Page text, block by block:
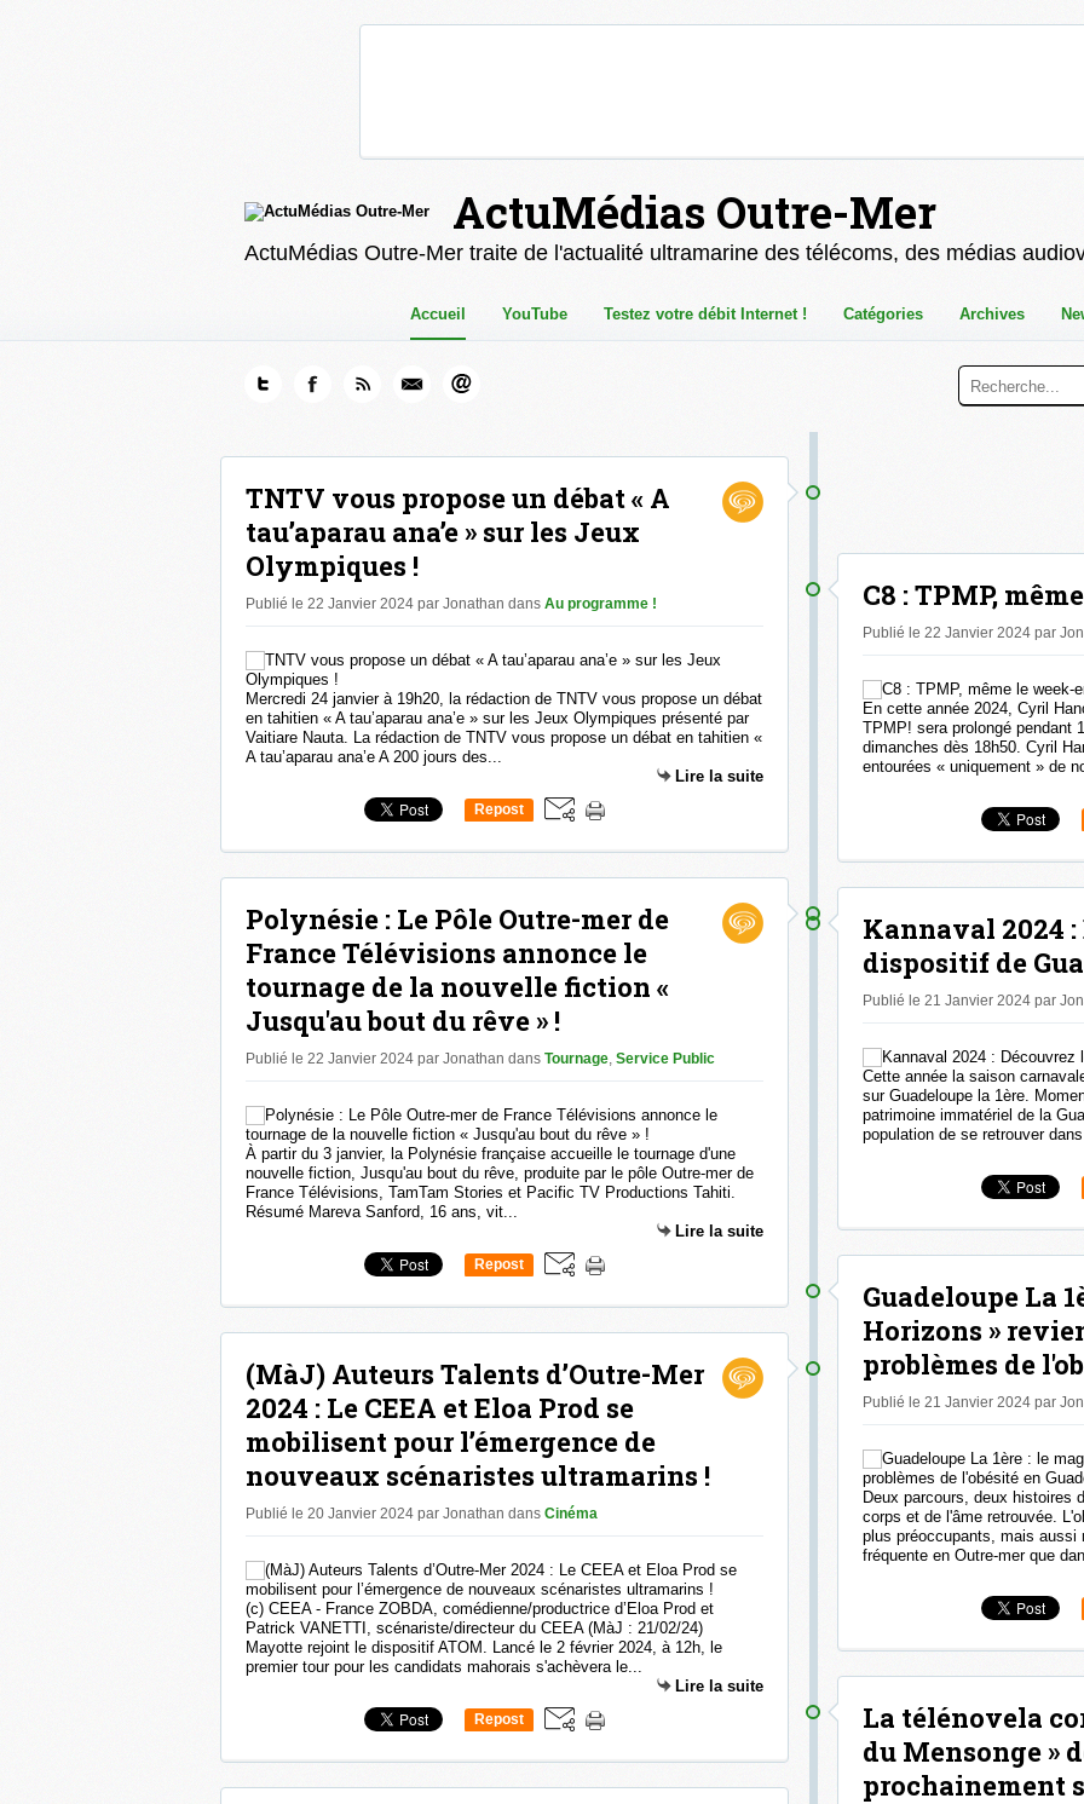
ActuMédias Outre-Mer
ActuMédias Outre-Mer traite de l'actualité ultramarine des télécoms, des médias
Accueil YouTube Testez votre débit Internet ! Catégories Archives
TNTV vous propose un débat « A
tau’aparau ana’e » sur les Jeux
Olympiques !
Publié le 22 Janvier 2024 par Jonathan dans Au programme !
Mercredi 24 janvier à 19h20, la rédaction de TNTV vous propose un débat
en tahitien « A tau’aparau ana’e » sur les Jeux Olympiques présenté par
Vaitiare Nauta. La rédaction de TNTV vous propose un débat en tahitien «
A tau’aparau ana’e A 200 jours des...
Lire la suite
Repost
Polynésie : Le Pôle Outre-mer de
France Télévisions annonce le
tournage de la nouvelle fiction «
Jusqu'au bout du rêve » !
Publié le 22 Janvier 2024 par Jonathan dans Tournage, Service Public
À partir du 3 janvier, la Polynésie française accueille le tournage d'une
nouvelle fiction, Jusqu'au bout du rêve, produite par le pôle Outre-mer de
France Télévisions, TamTam Stories et Pacific TV Productions Tahiti.
Résumé Mareva Sanford, 16 ans, vit...
Lire la suite
Repost
(MàJ) Auteurs Talents d’Outre-Mer
2024 : Le CEEA et Eloa Prod se
mobilisent pour l’émergence de
nouveaux scénaristes ultramarins !
Publié le 20 Janvier 2024 par Jonathan dans Cinéma
(c) CEEA - France ZOBDA, comédienne/productrice d’Eloa Prod et
Patrick VANETTI, scénariste/directeur du CEEA (MàJ : 21/02/24)
Mayotte rejoint le dispositif ATOM. Lancé le 2 février 2024, à 12h, le
premier tour pour les candidats mahorais s'achèvera le...
Lire la suite
Repost
C8 : TPMP,
Publié le 22 Janvier 2024 par
En cette année 2024, Cyril
TPMP! sera prolongé pendant
dimanches dès 18h50. Cyril
entourées « uniquement » de
Kannaval 2024 :
dispositif de
Publié le 21 Janvier 2024 par
Cette année la saison
sur Guadeloupe la 1ère.
patrimoine immatériel de la
population de se retrouver
Guadeloupe La
Horizons »
problèmes de
Publié le 21 Janvier 2024 par
Deux parcours, deux histoires
corps et de l'âme retrouvée.
plus préoccupants, mais aussi
fréquente en Outre-mer que
La télénovela
du Mensonge »
prochainement